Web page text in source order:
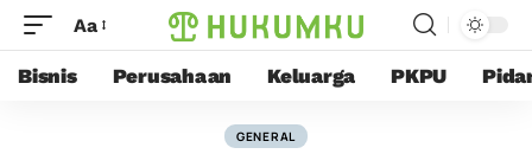
Aa
Bisnis Perusahaan Keluarga PKPU
GENERAL